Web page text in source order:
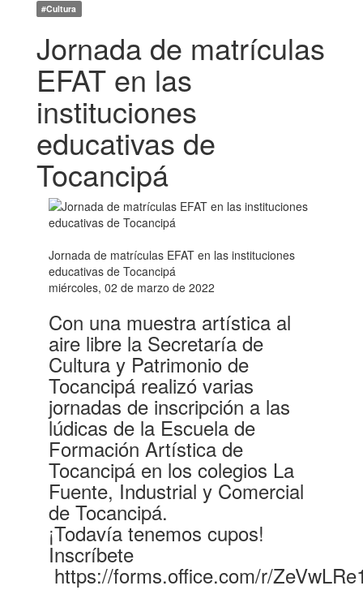
#Cultura
Jornada de matrículas
EFAT en las
instituciones
educativas de
Tocancipá
Jornada de matrículas EFAT en las instituciones
educativas de Tocancipá
miércoles, 02 de marzo de 2022
Con una muestra artística al
aire libre la Secretaría de
Cultura y Patrimonio de
Tocancipá realizó varias
jornadas de inscripción a las
lúdicas de la Escuela de
Formación Artística de
Tocancipá en los colegios La
Fuente, Industrial y Comercial
de Tocancipá.
¡Todavía tenemos cupos!
Inscríbete
https://forms.office.com/r/